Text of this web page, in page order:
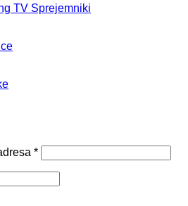
TV Sprejemniki
*